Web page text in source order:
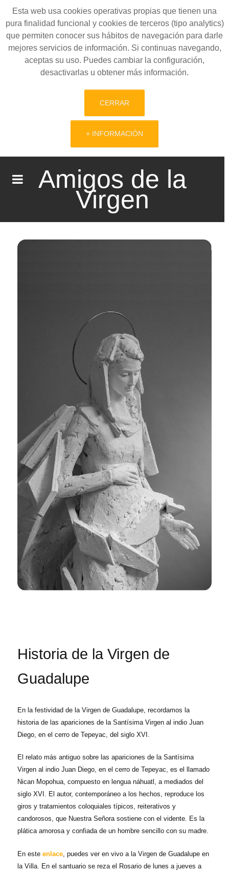
Esta web usa cookies operativas propias que tienen una
pura finalidad funcional y cookies de terceros (tipo analytics)
que permiten conocer sus hábitos de navegación para darle
mejores servicios de información. Si continuas navegando,
aceptas su uso. Puedes cambiar la configuración,
desactivarlas u obtener más información.
CERRAR
+ INFORMACIÓN
Amigos de la
Virgen
Historia de la Virgen de
Guadalupe
En la festividad de la Virgen de Guadalupe, recordamos la
historia de las apariciones de la Santísima Virgen al indio Juan
Diego, en el cerro de Tepeyac, del siglo XVI.
El relato más antiguo sobre las apariciones de la Santísima
Virgen al indio Juan Diego, en el cerro de Tepeyac, es el llamado
Nican Mopohua, compuesto en lengua náhuatl, a mediados del
siglo XVI. El autor, contemporáneo a los hechos, reproduce los
giros y tratamientos coloquiales típicos, reiterativos y
candorosos, que Nuestra Señora sostiene con el vidente. Es la
plática amorosa y confiada de un hombre sencillo con su madre.
En este enlace, puedes ver en vivo a la Virgen de Guadalupe en
la Villa. En el santuario se reza el Rosario de lunes a jueves a